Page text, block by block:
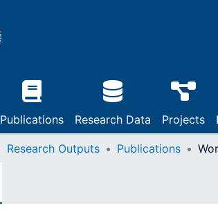
Publications Research Data Projects
Research Outputs Publications